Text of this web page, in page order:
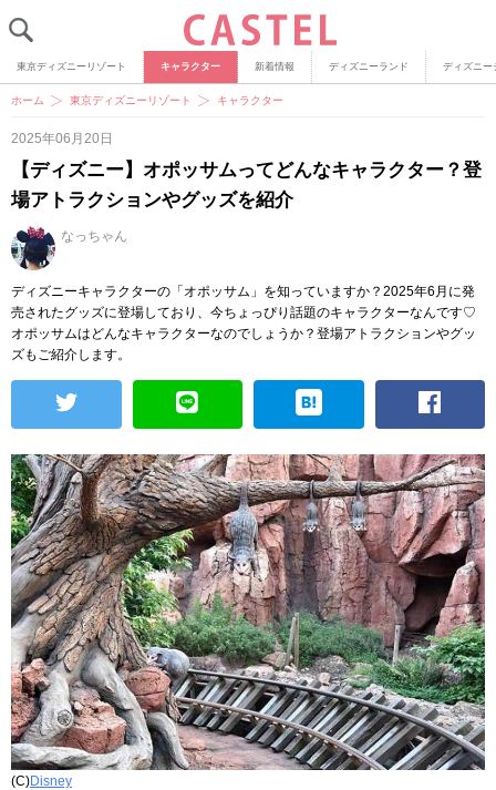
東京ディズニーリゾート キャラクター 新着情報 ディズニーランド ディズニー
ホーム 東京ディズニーリゾート キャラクター
2025年06月20日
【ディズニー】オポッサムってどんなキャラクター？登
場アトラクションやグッズを紹介
なっちゃん
ディズニーキャラクターの「オポッサム」を知っていますか？2025年6月に発
売されたグッズに登場しており、今ちょっぴり話題のキャラクターなんです♡
オポッサムはどんなキャラクターなのでしょうか？登場アトラクションやグッ
ズもご紹介します。
(C)Disney